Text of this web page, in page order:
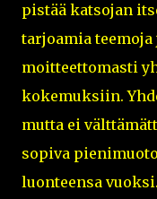
pistää katsojan
tarjoamia
moitteettomasti
kokemuksiin.
mutta ei
sopiva
luonteensa